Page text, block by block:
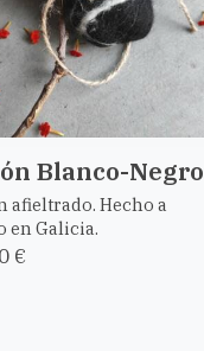
Blanco-Negro
afieltrado. Hecho a
en Galicia.
€